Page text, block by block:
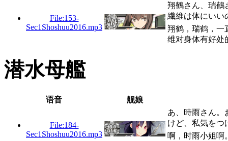
File:153-
Sec1Shoshuu2016.mp3
翔鶴さん、瑞鶴
繊維は体にいい
翔鹤，瑞鹤，一
维对身体有好处
潜水母艦
语音 舰娘
File:184-
Sec1Shoshuu2016.mp3
あ、時雨さん
けど、私気を
啊，时雨小姐